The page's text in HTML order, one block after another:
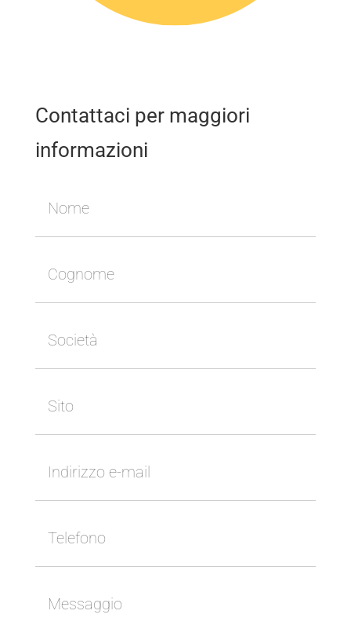
Contattaci per maggiori
informazioni